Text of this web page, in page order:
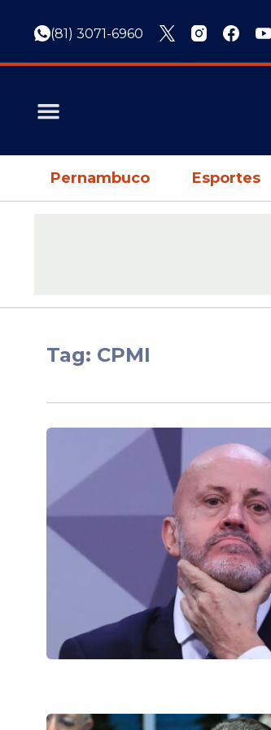
(81) 3071-6960
Pernambuco Esportes
Tag: CPMI